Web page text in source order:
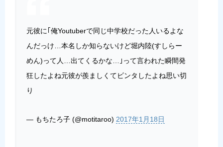
元彼に｢俺Youtuberで同じ中学校だった人いるよな
んだっけ…本名しか知らないけど堀内陸(すしらー
めん)って人…出てくるかな…｣って言われた瞬間発
狂したよね元彼が羨ましくてビンタしたよね思い切
り
— もちたろ子 (@motitaroo) 2017年1月18日